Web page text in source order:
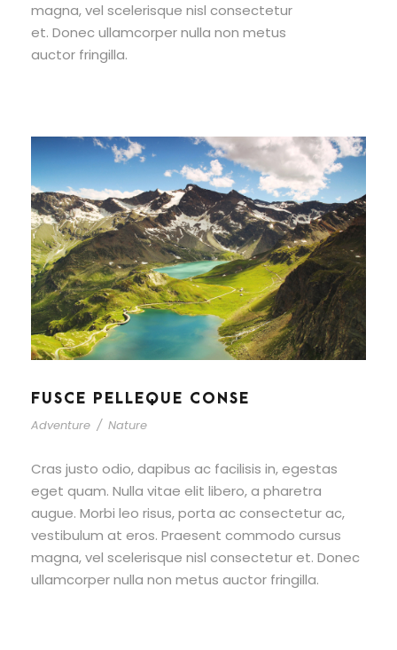
magna, vel scelerisque nisl consectetur
et. Donec ullamcorper nulla non metus
auctor fringilla.
FUSCE PELLEQUE CONSE
Adventure / Nature
Cras justo odio, dapibus ac facilisis in, egestas
eget quam. Nulla vitae elit libero, a pharetra
augue. Morbi leo risus, porta ac consectetur ac,
vestibulum at eros. Praesent commodo cursus
magna, vel scelerisque nisl consectetur et. Donec
ullamcorper nulla non metus auctor fringilla.